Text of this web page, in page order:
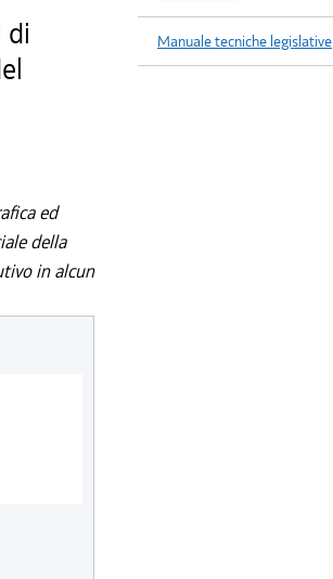
di
ed
della
in alcun
Manuale tecniche legislative